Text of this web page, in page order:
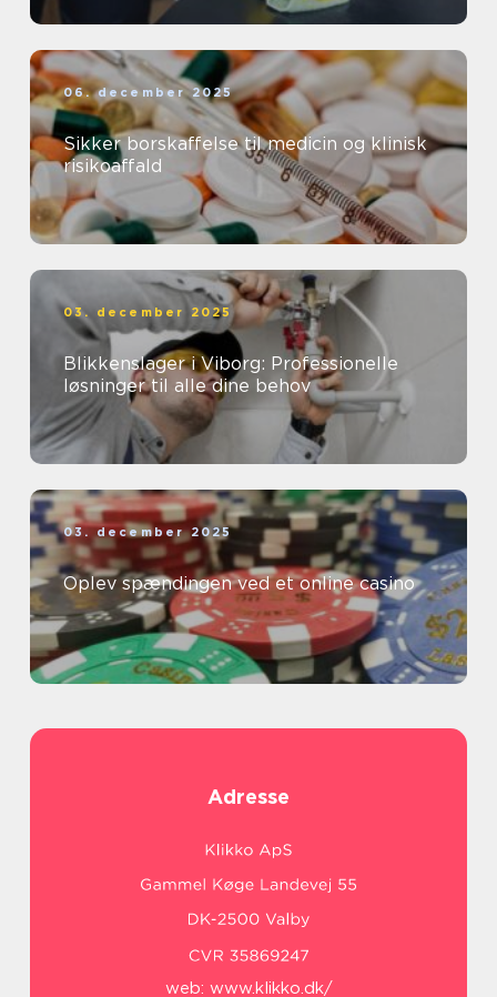
06. december 2025
Sikker borskaffelse til medicin og klinisk
risikoaffald
03. december 2025
Blikkenslager i Viborg: Professionelle
løsninger til alle dine behov
03. december 2025
Oplev spændingen ved et online casino
Adresse
web: www.klikko.dk/